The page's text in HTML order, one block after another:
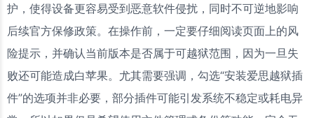
护，使得设备更容易受到恶意软件侵扰，同时不可逆地影响
后续官方保修政策。在操作前，一定要仔细阅读页面上的风
险提示，并确认当前版本是否属于可越狱范围，因为一旦失
败还可能造成白苹果。尤其需要强调，勾选“安装爱思越狱插
件”的选项并非必要，部分插件可能引发系统不稳定或耗电异